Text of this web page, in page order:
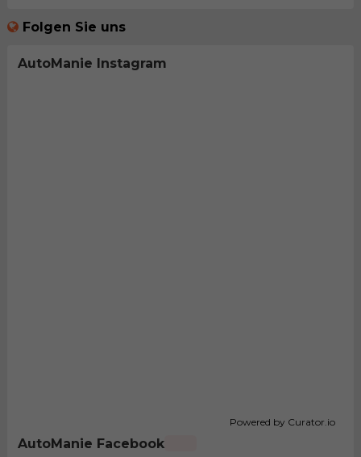
Folgen Sie uns
AutoManie Instagram
Powered by Curator.io
AutoManie Facebook